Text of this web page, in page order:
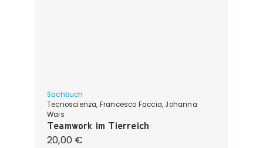
Sachbuch
Tecnoscienza, Francesco Faccia, Johanna
Wais
Teamwork im Tierreich
Regulärer Preis:
20,00 €